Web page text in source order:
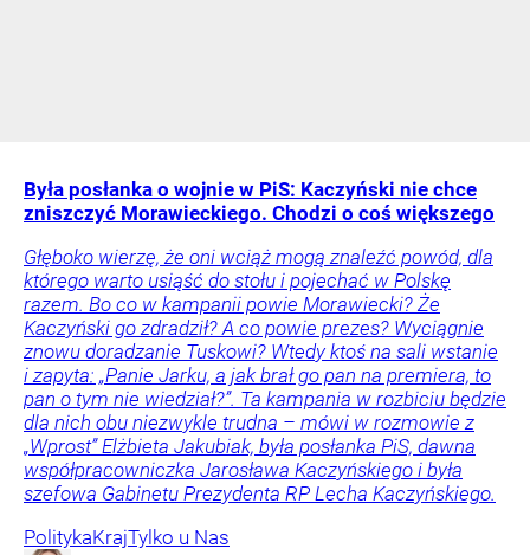
Była posłanka o wojnie w PiS: Kaczyński nie chce
zniszczyć Morawieckiego. Chodzi o coś większego
Głęboko wierzę, że oni wciąż mogą znaleźć powód, dla
którego warto usiąść do stołu i pojechać w Polskę
razem. Bo co w kampanii powie Morawiecki? Że
Kaczyński go zdradził? A co powie prezes? Wyciągnie
znowu doradzanie Tuskowi? Wtedy ktoś na sali wstanie
i zapyta: „Panie Jarku, a jak brał go pan na premiera, to
pan o tym nie wiedział?”. Ta kampania w rozbiciu będzie
dla nich obu niezwykle trudna – mówi w rozmowie z
„Wprost” Elżbieta Jakubiak, była posłanka PiS, dawna
współpracowniczka Jarosława Kaczyńskiego i była
szefowa Gabinetu Prezydenta RP Lecha Kaczyńskiego.
PolitykaKrajTylko u Nas